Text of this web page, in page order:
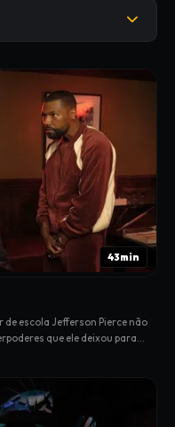
43min
escola Jefferson Pierce não
que ele deixou para